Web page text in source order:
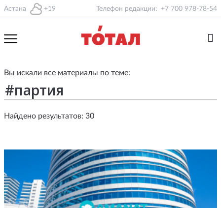
Астана +19 Телефон редакции: +7 700 978-78-54
Вы искали все материалы по теме:
Найдено результатов: 30